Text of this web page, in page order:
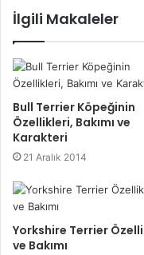
İlgili Makaleler
Bull Terrier Köpeğinin
Özellikleri, Bakımı ve
Karakteri
21 Aralık 2014
Yorkshire Terrier
ve Bakımı